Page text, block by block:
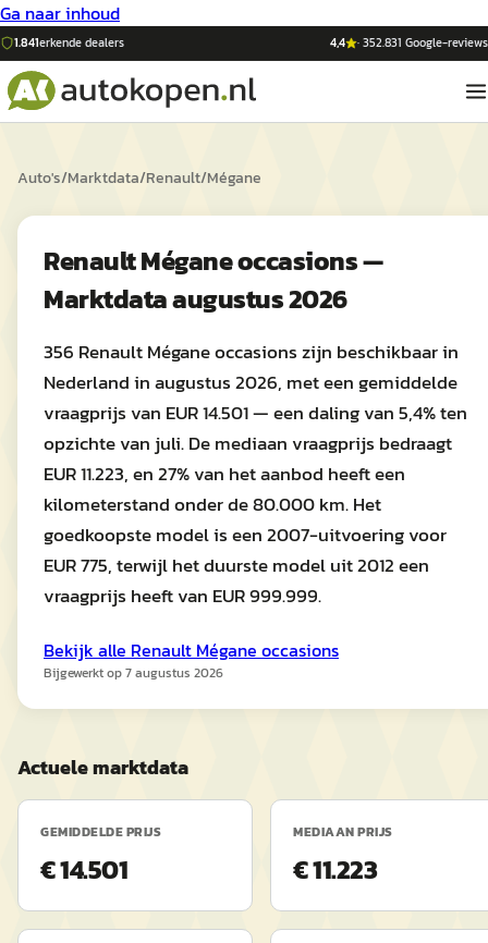
Ga naar inhoud
1.841erkende dealers 4,4 ·352.831 Google-reviews
Auto's/Marktdata/Renault/Mégane
Renault Mégane occasions —
Marktdata augustus 2026
356 Renault Mégane occasions zijn beschikbaar in
Nederland in augustus 2026, met een gemiddelde
vraagprijs van EUR 14.501 — een daling van 5,4% ten
opzichte van juli. De mediaan vraagprijs bedraagt
EUR 11.223, en 27% van het aanbod heeft een
kilometerstand onder de 80.000 km. Het
goedkoopste model is een 2007-uitvoering voor
EUR 775, terwijl het duurste model uit 2012 een
vraagprijs heeft van EUR 999.999.
Bekijk alle Renault Mégane occasions
Bijgewerkt op7 augustus 2026
Actuele marktdata
GEMIDDELDE PRIJS
€ 14.501
MEDIAAN PRIJS
€ 11.223